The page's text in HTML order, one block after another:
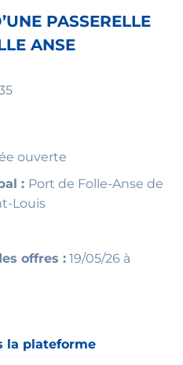
PASSERELLE
ANSE
ouverte
: Port de Folle-Anse de
Louis
offres :19/05/26 à
la plateforme